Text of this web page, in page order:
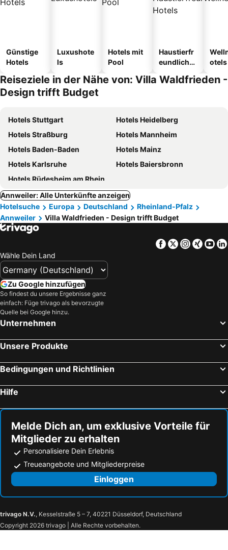
Günstige
Hotels
Luxushote
ls
Hotels mit
Pool
Haustierfr
eundliche
otels
Reiseziele in der Nähe von: Villa Waldfrieden -
Design trifft Budget
Hotels Stuttgart
Hotels Heidelberg
Hotels Straßburg
Hotels Mannheim
Hotels Baden-Baden
Hotels Mainz
Hotels Karlsruhe
Hotels Baiersbronn
Hotels Rüdesheim am Rhein
Annweiler: Alle Unterkünfte anzeigen
Hotelsuche
Europa Deutschland
Rheinland-Pfalz
Annweiler
Villa Waldfrieden - Design trifft Budget
Facebook
TwitterXing
Wähle Dein Land
Zu Google hinzufügen
So findest du unsere Ergebnisse ganz
einfach: Füge trivago als bevorzugte
Quelle bei Google hinzu.
Unternehmen
Unsere Produkte
Bedingungen und Richtlinien
Hilfe
Melde Dich an, um exklusive Vorteile für
Mitglieder zu erhalten
Personalisiere Dein Erlebnis
Treueangebote und Mitgliederpreise
Einloggen
trivago N.V., Kesselstraße 5 – 7, 40221 Düsseldorf, Deutschland
Copyright 2026 trivago | Alle Rechte vorbehalten.